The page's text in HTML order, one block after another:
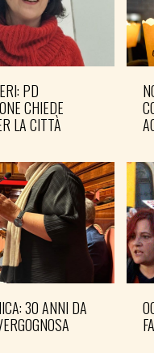
PD
CHIEDE
LA CITTÀ
30 ANNI DA